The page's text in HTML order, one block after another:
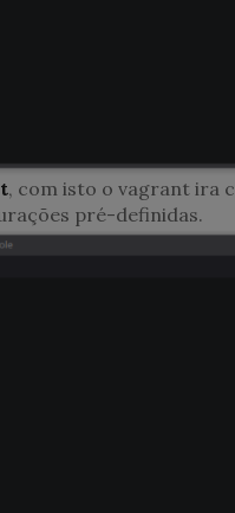
, com isto o vagrant ira
pré-definidas.